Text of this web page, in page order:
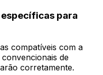
específicas para
compatíveis com a
de
corretamente.